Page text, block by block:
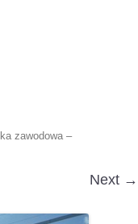
zawodowa –
Next →